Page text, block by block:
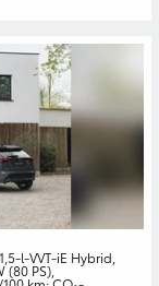
l-VVT-iE Hybrid,
PS),